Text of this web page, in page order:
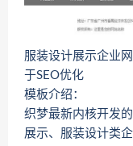
服装设计展示企业
于SEO优化
模板介绍：
织梦最新内核开发
展示、服装设计类